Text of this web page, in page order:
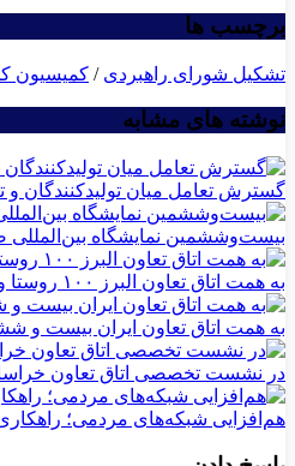
برچسب ها
تشکیل شورای راهبردی / کمیسیون
نوشته های مشابه
گسترش تعامل میان
بیست‌وششمین نمایشگاه
به همت اتاق تعاون البرز ۱۰۰ روستا وارد چرخه تولید انرژی خورشیدی می‌شوند
به همت اتاق تعاون ایران بیست و
در نشست تخصصی اتاق تعاون
هم‌افزایی شبکه‌های مردمی؛